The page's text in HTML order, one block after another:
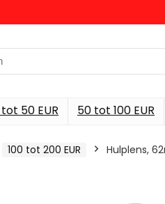
50 EUR 50 tot 100 EUR
100 tot 200 EUR Hulplens,